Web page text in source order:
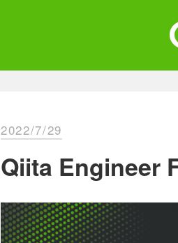
2022/7/29
Qiita Engineer